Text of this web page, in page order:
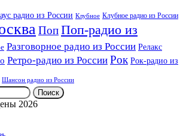
радио из России Клубное Клубное радио из России
ПопПоп-радио из
Разговорное радио из России Релакс
Ретро-радио из России Рок Рок-радио из
Шансон радио из России
2026